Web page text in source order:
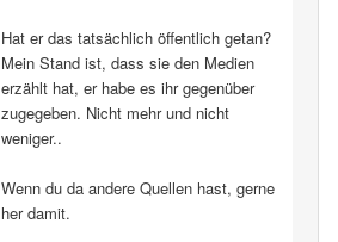
Hat er das tatsächlich öffentlich getan?
Mein Stand ist, dass sie den Medien
erzählt hat, er habe es ihr gegenüber
zugegeben. Nicht mehr und nicht
weniger..
Wenn du da andere Quellen hast, gerne
her damit.